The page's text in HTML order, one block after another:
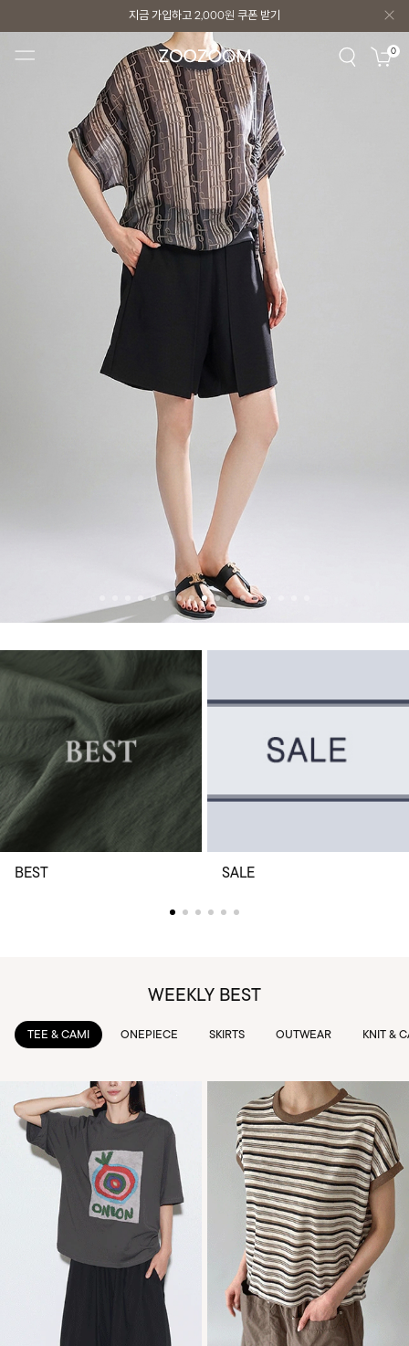
지금 가입하고 2,000원 쿠폰 받기
지금 가입하고 2,000원쿠폰 받기 0
BEST SALE
WEEKLY BEST
TEE & CAMI ONEPIECE SKIRTS OUTWEAR KNIT &